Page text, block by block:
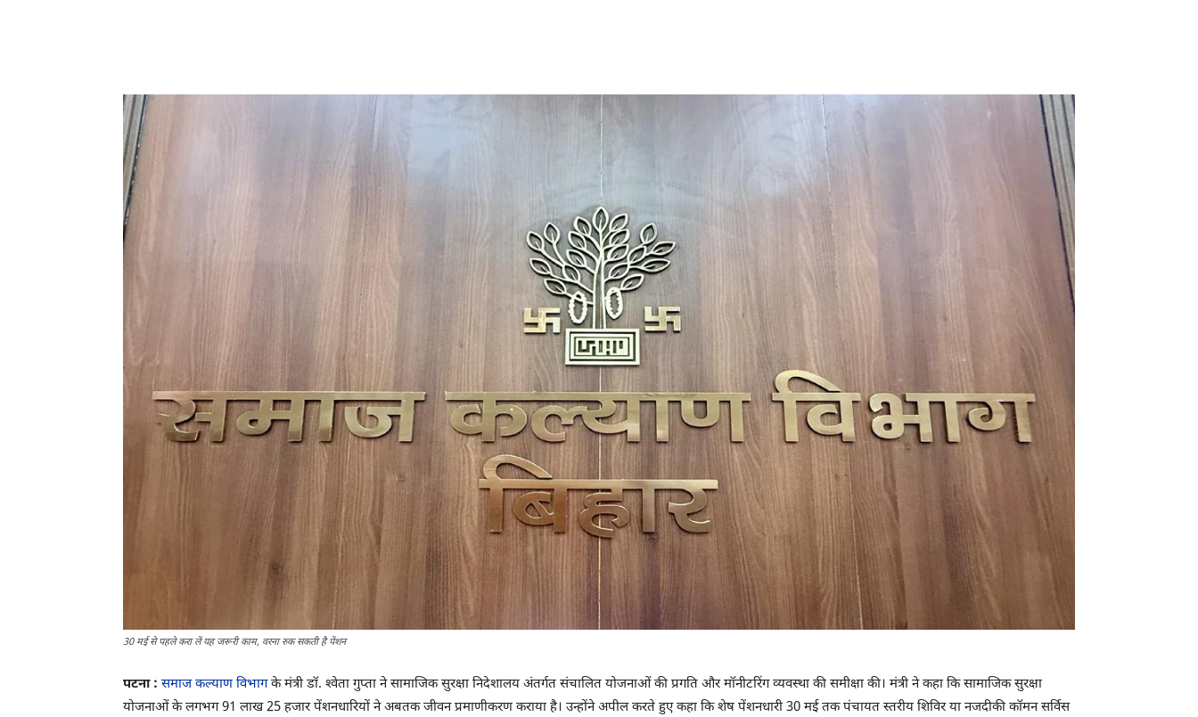
30 मई से पहले करा लें यह जरूरी काम, वरना रुक सकती है पेंशन
पटना : समाज कल्‍याण विभागके मंत्री डॉ. श्‍वेता गुप्‍ता ने सामाजिक सुरक्षा निदेशालय अंतर्गत संचालित योजनाओं की प्रगति और मॉनीटरिंग व्यवस्था की समीक्षा की। मंत्री ने कहा कि सामाजिक सुरक्षा
योजनाओं के लगभग 91 लाख 25 हजार पेंशनधारियों ने अबतक जीवन प्रमाणीकरण कराया है। उन्होंने अपील करते हुए कहा कि शेष पेंशनधारी 30 मई तक पंचायत स्तरीय शिविर या नजदीकी कॉमन सर्विस